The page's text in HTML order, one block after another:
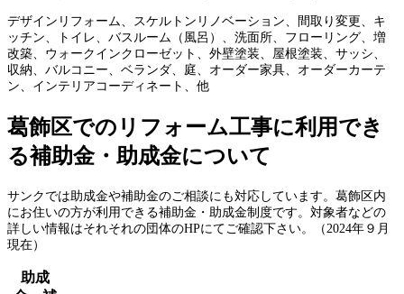
デザインリフォーム、スケルトンリノベーション、間取り変更、キ
ッチン、トイレ、バスルーム（風呂）、洗面所、フローリング、増
改築、ウォークインクローゼット、外壁塗装、屋根塗装、サッシ、
収納、バルコニー、ベランダ、庭、オーダー家具、オーダーカーテ
ン、インテリアコーディネート、他
葛飾区でのリフォーム工事に利用でき
る補助金・助成金について
サンクでは助成金や補助金のご相談にも対応しています。葛飾区内
にお住いの方が利用できる補助金・助成金制度です。対象者などの
詳しい情報はそれそれの団体のHPにてご確認下さい。（2024年９月
現在）
助成